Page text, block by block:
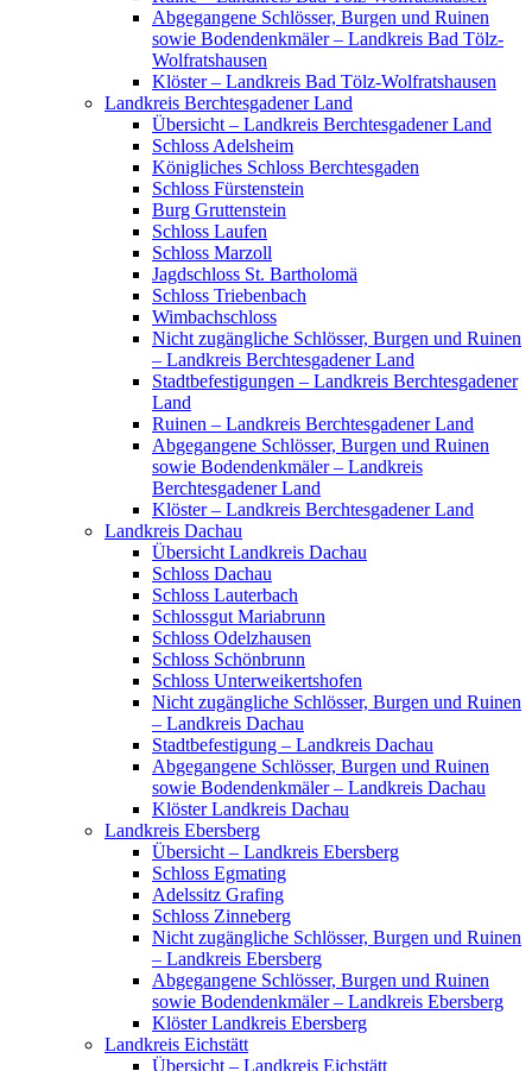
Abgegangene Schlösser, Burgen und Ruinen
sowie Bodendenkmäler – Landkreis Bad Tölz-
Wolfratshausen
Klöster – Landkreis Bad Tölz-Wolfratshausen
Landkreis Berchtesgadener Land
Übersicht – Landkreis Berchtesgadener Land
Schloss Adelsheim
Königliches Schloss Berchtesgaden
Schloss Fürstenstein
Burg Gruttenstein
Schloss Laufen
Schloss Marzoll
Jagdschloss St. Bartholomä
Schloss Triebenbach
Wimbachschloss
Nicht zugängliche Schlösser, Burgen und Ruinen
– Landkreis Berchtesgadener Land
Stadtbefestigungen – Landkreis Berchtesgadener
Land
Ruinen – Landkreis Berchtesgadener Land
Abgegangene Schlösser, Burgen und Ruinen
sowie Bodendenkmäler – Landkreis
Berchtesgadener Land
Klöster – Landkreis Berchtesgadener Land
Landkreis Dachau
Übersicht Landkreis Dachau
Schloss Dachau
Schloss Lauterbach
Schlossgut Mariabrunn
Schloss Odelzhausen
Schloss Schönbrunn
Schloss Unterweikertshofen
Nicht zugängliche Schlösser, Burgen und Ruinen
– Landkreis Dachau
Stadtbefestigung – Landkreis Dachau
Abgegangene Schlösser, Burgen und Ruinen
sowie Bodendenkmäler – Landkreis Dachau
Klöster Landkreis Dachau
Landkreis Ebersberg
Übersicht – Landkreis Ebersberg
Schloss Egmating
Adelssitz Grafing
Schloss Zinneberg
Nicht zugängliche Schlösser, Burgen und Ruinen
– Landkreis Ebersberg
Abgegangene Schlösser, Burgen und Ruinen
sowie Bodendenkmäler – Landkreis Ebersberg
Klöster Landkreis Ebersberg
Landkreis Eichstätt
Übersicht – Landkreis Eichstätt